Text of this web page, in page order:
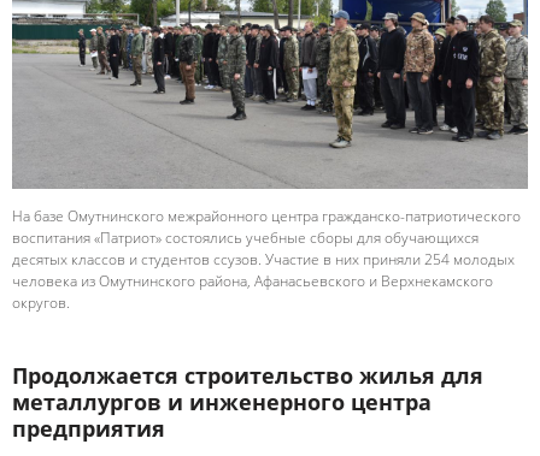
На базе Омутнинского межрайонного центра гражданско-патриотического
воспитания «Патриот» состоялись учебные сборы для обучающихся
десятых классов и студентов ссузов. Участие в них приняли 254 молодых
человека из Омутнинского района, Афанасьевского и Верхнекамского
округов.
Продолжается строительство жилья для
металлургов и инженерного центра
предприятия